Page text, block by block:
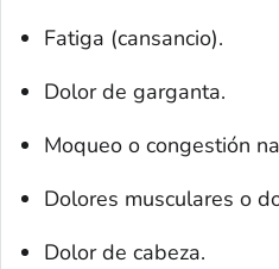
Fatiga (cansancio).
Dolor de garganta.
Moqueo o congestión
Dolores musculares o
Dolor de cabeza.